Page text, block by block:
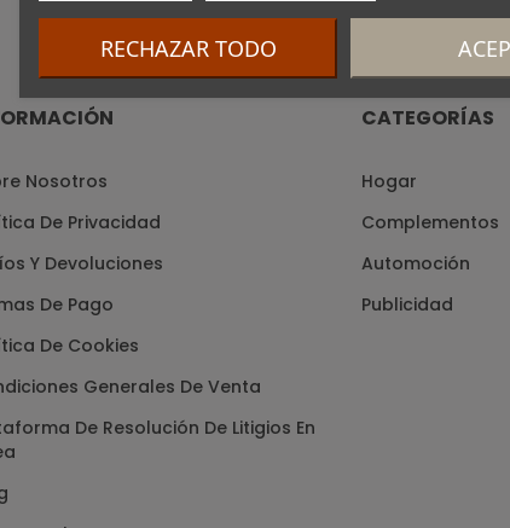
RECHAZAR TODO
Nosotros
De Privacidad
Y Devoluciones
De Pago
De Cookies
Generales De Venta
De Resolución De Litigios En
CATEGORÍAS
Hogar
Complementos
Automoción
Publicidad